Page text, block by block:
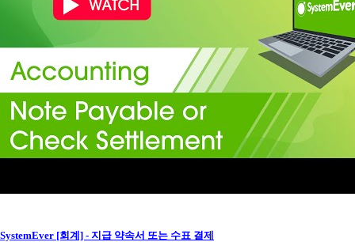
SystemEver [회계] - 지급 약속서 또는 수표 결제